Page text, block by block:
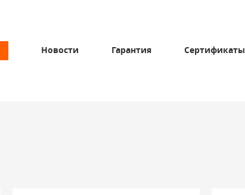
Новости Гарантия Сертификаты